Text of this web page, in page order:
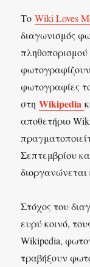
ΤοWiki Loves
διαγωνισμός
πληθοπορισμού
φωτογραφίζουν
φωτογραφίες
στηWikipedia
αποθετήριο
Σεπτεμβρίου
Στόχος του
ευρύ κοινό,
Wikipedia,
τραβήξουν